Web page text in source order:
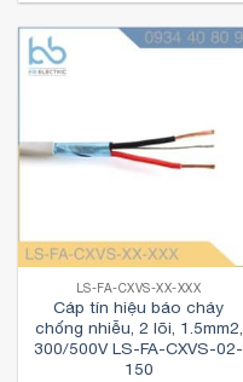
LS-FA-CXVS-XX-XXX
Cáp tín hiệu báo cháy
chống nhiễu, 2 lõi, 1.5mm2,
300/500V LS-FA-CXVS-02-
150